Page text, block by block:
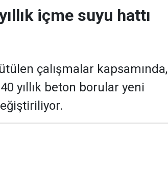
içme suyu hattı
çalışmalar kapsamında,
yıllık beton borular yeni